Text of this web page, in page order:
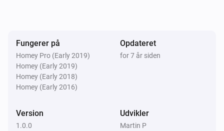
230V Triac-Controller
Indstil relativt lysniveau
Fungerer på
Homey Pro (Early 2019)
Homey (Early 2019)
Homey (Early 2018)
Homey (Early 2016)
Opdateret
for 7 år siden
Version
1.0.0
Udvikler
Martin P